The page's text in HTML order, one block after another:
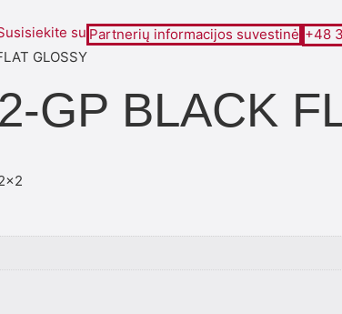
su Partnerių informacijos suvestinė +48
GLOSSY
GP BLACK